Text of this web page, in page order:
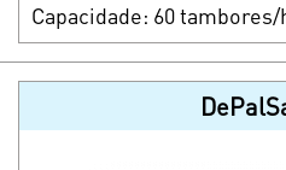
Capacidade: 60 tambores/